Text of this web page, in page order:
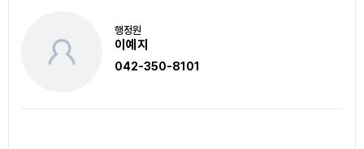
행정원
이예지
042-350-8101